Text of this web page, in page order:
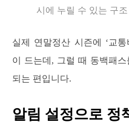
시에 누릴 수 있는 구조
실제 연말정산 시즌에 ‘교
이 드는데, 그럴 때 동백패
되는 편입니다.
알림 설정으로 정